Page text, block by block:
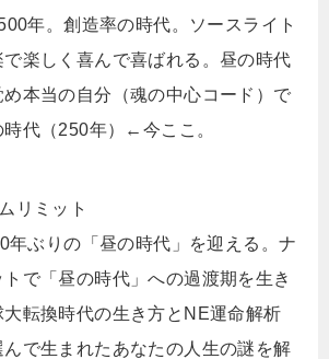
年。創造率の時代。ソースライト
楽しく喜んで喜ばれる。昼の時代
本当の自分（魂の中心コード）で
代（250年）←今ここ。
リミット
年ぶりの「昼の時代」を迎える。ナ
で「昼の時代」への過渡期を生き
転換時代の生き方とNE運命解析
で生まれたあなたの人生の謎を解